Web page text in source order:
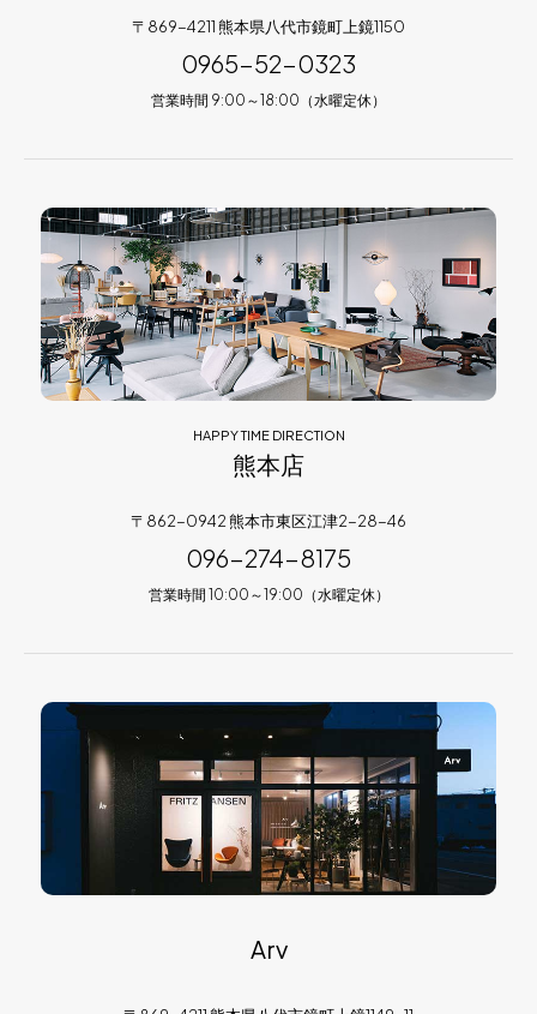
〒869-4211 熊本県八代市鏡町上鏡1150
0965-52-0323
営業時間 9:00～18:00（水曜定休）
HAPPY TIME DIRECTION
熊本店
〒862-0942 熊本市東区江津2-28-46
096-274-8175
営業時間 10:00～19:00（水曜定休）
Arv